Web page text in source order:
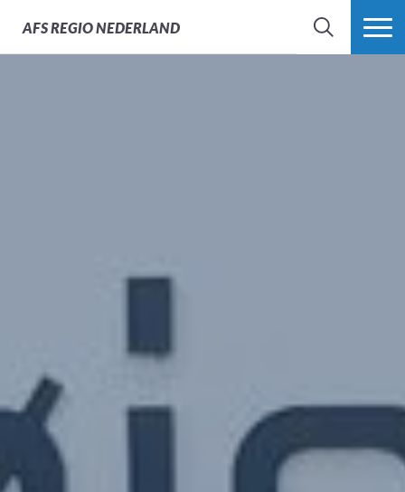
AFSREGIO NEDERLAND
ZOEK MEER